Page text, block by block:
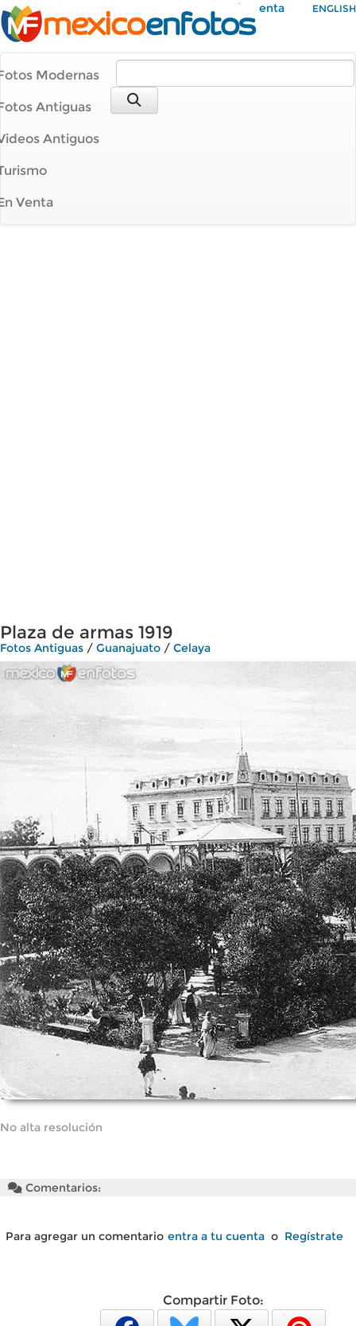
Mi Cuenta ENGLISH
Modernas
Antiguas
Antiguos
Venta
Plaza de armas 1919
Fotos Antiguas / Guanajuato / Celaya
No alta resolución
Comentarios:
Para agregar un comentario entra a tu cuenta o Regístrate
Compartir Foto: